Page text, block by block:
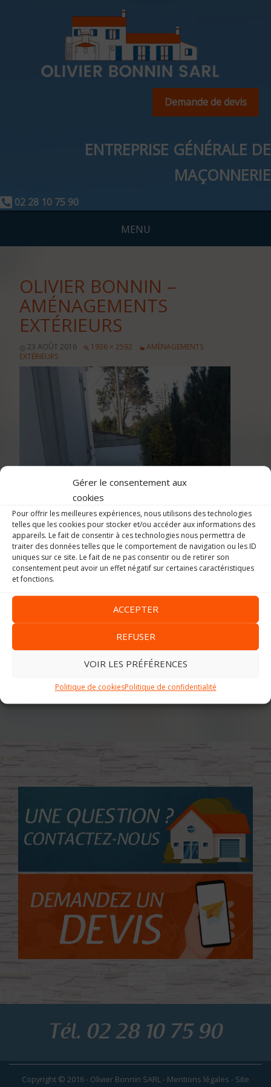
Gérer le consentement aux
cookies
Pour offrir les meilleures expériences, nous utilisons des technologies
telles que les cookies pour stocker et/ou accéder aux informations des
appareils. Le fait de consentir à ces technologies nous permettra de
traiter des données telles que le comportement de navigation ou les ID
uniques sur ce site. Le fait de ne pas consentir ou de retirer son
consentement peut avoir un effet négatif sur certaines caractéristiques
et fonctions.
ACCEPTER
REFUSER
VOIR LES PRÉFÉRENCES
Politique de cookiesPolitique de confidentialité
Demande de devis
ENTREPRISE GÉNÉRALE DE
MAÇONNERIE
02 28 10 75 90
OLIVIER BONNIN –
AMÉNAGEMENTS
EXTÉRIEURS
23 AOÛT 2016 1936 × 2592
AMÉNAGEMENTS
EXTÉRIEURS
Image précédente
Tél. 02 28 10 75 90
Copyright © 2016 - Olivier Bonnin SARL - Mentions légales - Site